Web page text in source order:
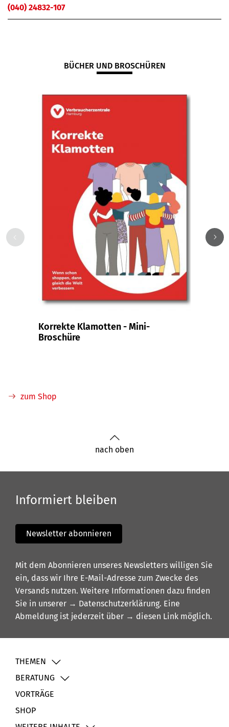
(040) 24832-107
BÜCHER UND BROSCHÜREN
Korrekte Klamotten - Mini-
Broschüre
zum Shop
nach oben
Informiert bleiben
Newsletter abonnieren
Mit dem Abonnieren unseres Newsletters willigen Sie
ein, dass wir Ihre E-Mail-Adresse zum Zwecke des
Versands nutzen. Weitere Informationen dazu finden
Sie in unserer → Datenschutzerklärung. Eine
Abmeldung ist jederzeit über → diesen Link möglich.
THEMEN
BERATUNG
VORTRÄGE
SHOP